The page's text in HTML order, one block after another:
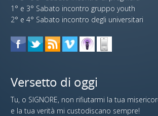
1° e 3° Sabato incontro gruppo youth
2° e 4° Sabato incontro degli universitari
Versetto di oggi
Tu, o SIGNORE, non rifiutarmi la tua
e la tua verità mi custodiscano sempre!